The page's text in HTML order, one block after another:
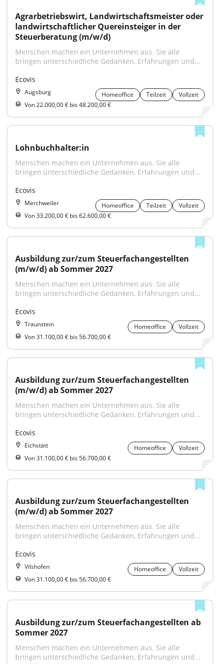
Agrarbetriebswirt, Landwirtschaftsmeister oder
landwirtschaftlicher Quereinsteiger in der
Steuerberatung (m/w/d)
Menschen machen ein Unternehmen aus. Sie alle
bringen unterschiedliche Gedanken, Erfahrungen und...
Ecovis
Augsburg Homeoffice Teilzeit
Vollzeit
Von 22.000,00 € bis 48.200,00 €
Lohnbuchhalter:in
Menschen machen ein Unternehmen aus. Sie alle
bringen unterschiedliche Gedanken, Erfahrungen und...
Ecovis
Merchweiler Homeoffice Teilzeit
Vollzeit
Von 33.200,00 € bis 62.600,00 €
Ausbildung zur/zum Steuerfachangestellten
(m/w/d) ab Sommer 2027
Menschen machen ein Unternehmen aus. Sie alle
bringen unterschiedliche Gedanken, Erfahrungen und...
Ecovis
Traunstein Homeoffice
Vollzeit
Von 31.100,00 € bis 56.700,00 €
Ausbildung zur/zum Steuerfachangestellten
(m/w/d) ab Sommer 2027
Menschen machen ein Unternehmen aus. Sie alle
bringen unterschiedliche Gedanken, Erfahrungen und...
Ecovis
Eichstätt Homeoffice
Vollzeit
Von 31.100,00 € bis 56.700,00 €
Ausbildung zur/zum Steuerfachangestellten
(m/w/d) ab Sommer 2027
Menschen machen ein Unternehmen aus. Sie alle
bringen unterschiedliche Gedanken, Erfahrungen und...
Ecovis
Vilshofen Homeoffice
Vollzeit
Von 31.100,00 € bis 56.700,00 €
Ausbildung zur/zum Steuerfachangestellten ab
Sommer 2027
Menschen machen ein Unternehmen aus. Sie alle
bringen unterschiedliche Gedanken, Erfahrungen und...